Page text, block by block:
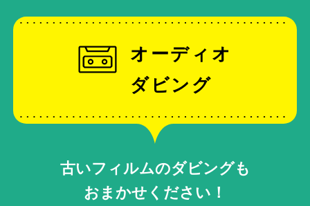
オーディオ
ダビング
古いフィルムのダビングも
おまかせください！